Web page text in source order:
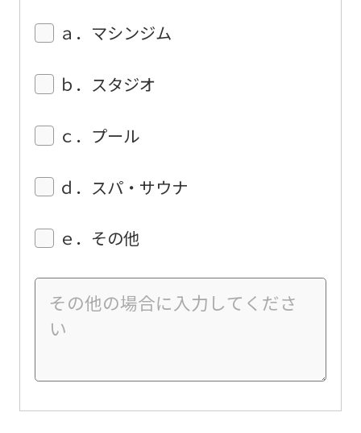
ａ．マシンジム
ｂ．スタジオ
ｃ．プール
ｄ．スパ・サウナ
ｅ．その他